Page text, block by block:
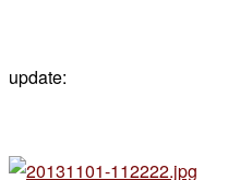
update: